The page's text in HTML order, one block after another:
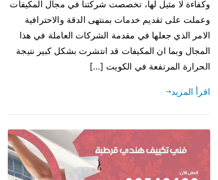
وكفاءة لا مثيل لها، تخصصت شركتنا في مجال المكيفات
وعملت على تقديم خدمات بمنتهى الدقة والاحترافية
الامر الذي جعلها في مقدمة الشركات العاملة في هذا
المجال وبما ان المكيفات قد انتشرت بشكل كبير نتيجة
الحرارة المرتفعة في الكويت […]
اقرأ المزيد